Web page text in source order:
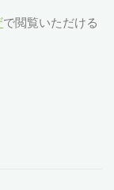
で閲覧いただける